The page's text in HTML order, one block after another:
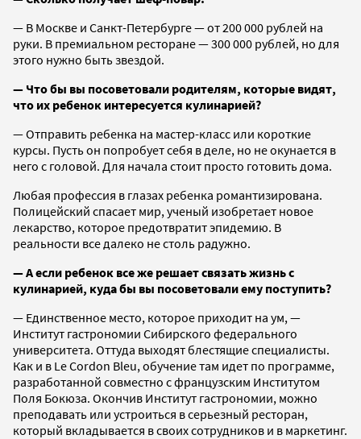
— В Москве и Санкт-Петербурге — от 200 000 рублей на
руки. В премиальном ресторане — 300 000 рублей, но для
этого нужно быть звездой.
— Что бы вы посоветовали родителям, которые видят,
что их ребенок интересуется кулинарией?
— Отправить ребенка на мастер-класс или короткие
курсы. Пусть он попробует себя в деле, но не окунается в
него с головой. Для начала стоит просто готовить дома.
Любая профессия в глазах ребенка романтизирована.
Полицейский спасает мир, ученый изобретает новое
лекарство, которое предотвратит эпидемию. В
реальности все далеко не столь радужно.
— А если ребенок все же решает связать жизнь с
кулинарией, куда бы вы посоветовали ему поступить?
— Единственное место, которое приходит на ум, —
Институт гастрономии Сибирского федерального
университета. Оттуда выходят блестящие специалисты.
Как и в Le Cordon Bleu, обучение там идет по программе,
разработанной совместно с французским Институтом
Поля Бокюза. Окончив Институт гастрономии, можно
преподавать или устроиться в серьезный ресторан,
который вкладывается в своих сотрудников и в маркетинг.